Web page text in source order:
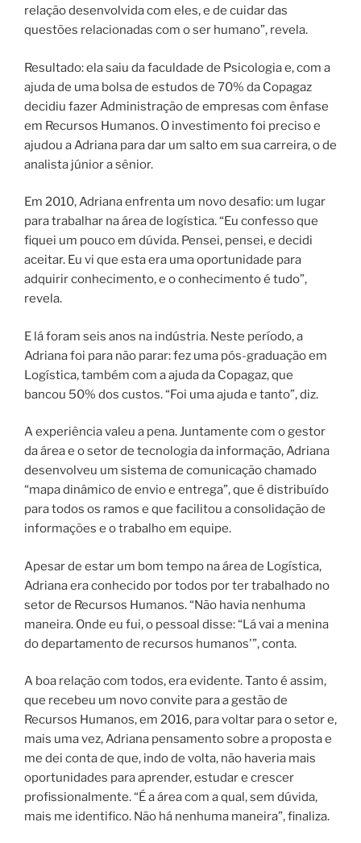
relação desenvolvida com eles, e de cuidar das
questões relacionadas com o ser humano”, revela.
Resultado: ela saiu da faculdade de Psicologia e, com a
ajuda de uma bolsa de estudos de 70% da Copagaz
decidiu fazer Administração de empresas com ênfase
em Recursos Humanos. O investimento foi preciso e
ajudou a Adriana para dar um salto em sua carreira, o de
analista júnior a sênior.
Em 2010, Adriana enfrenta um novo desafio: um lugar
para trabalhar na área de logística. “Eu confesso que
fiquei um pouco em dúvida. Pensei, pensei, e decidi
aceitar. Eu vi que esta era uma oportunidade para
adquirir conhecimento, e o conhecimento é tudo”,
revela.
E lá foram seis anos na indústria. Neste período, a
Adriana foi para não parar: fez uma pós-graduação em
Logística, também com a ajuda da Copagaz, que
bancou 50% dos custos. “Foi uma ajuda e tanto”, diz.
A experiência valeu a pena. Juntamente com o gestor
da área e o setor de tecnologia da informação, Adriana
desenvolveu um sistema de comunicação chamado
“mapa dinâmico de envio e entrega”, que é distribuído
para todos os ramos e que facilitou a consolidação de
informações e o trabalho em equipe.
Apesar de estar um bom tempo na área de Logística,
Adriana era conhecido por todos por ter trabalhado no
setor de Recursos Humanos. “Não havia nenhuma
maneira. Onde eu fui, o pessoal disse: “Lá vai a menina
do departamento de recursos humanos'”, conta.
A boa relação com todos, era evidente. Tanto é assim,
que recebeu um novo convite para a gestão de
Recursos Humanos, em 2016, para voltar para o setor e,
mais uma vez, Adriana pensamento sobre a proposta e
me dei conta de que, indo de volta, não haveria mais
oportunidades para aprender, estudar e crescer
profissionalmente. “É a área com a qual, sem dúvida,
mais me identifico. Não há nenhuma maneira”, finaliza.